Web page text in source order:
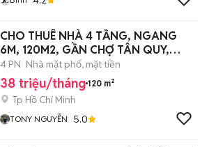
CHO THUÊ NHÀ 4 TẦNG, NGANG
6M, 120M2, GẦN CHỢ TÂN QUY,
QUẬN 7
4 PN Nhà mặt phố, mặt tiền
38 triệu/tháng 120 m²
Tp Hồ Chí Minh
TONY NGUYỄN 5.0